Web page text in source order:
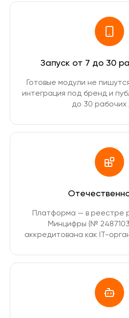
Запуск от 7 до 30
Готовые модули не
интеграция под бренд и
до 30 рабочих
Платформа — в реестре
Минцифры (№
аккредитована как IT-